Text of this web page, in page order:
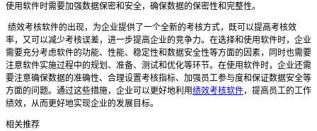
使用软件时需要加强数据保密和安全，确保数据的保密性和完整性。
绩效考核软件的出现，为企业提供了一个全新的考核方式，既可以提高考核效
率，又可以减少考核误差，进一步提高企业的竞争力。在选择和使用软件时，企业
需要充分考虑软件的功能、性能、稳定性和数据安全性等方面的因素，同时也需要
注意软件实施过程中的规划、准备、测试和优化等环节。在使用软件时，企业还需
要注意确保数据的准确性、合理设置考核指标、加强员工参与度和保证数据安全等
方面的问题。通过这些措施，企业可以更好地利用绩效考核软件，提高员工的工作
绩效，从而更好地实现企业的发展目标。
相关推荐